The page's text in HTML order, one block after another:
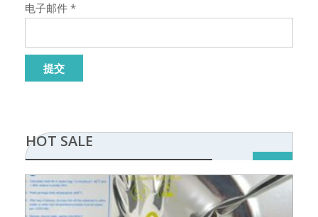
电子邮件 *
HOT SALE